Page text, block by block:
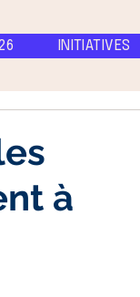
INITIATIVES
à